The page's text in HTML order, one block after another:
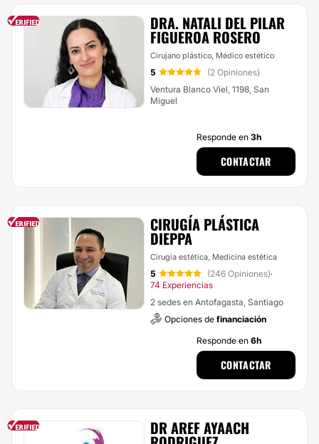
DRA. NATALI DEL PILAR
FIGUEROA ROSERO
Cirujano plástico, Médico estético
5
(2 Opiniones)
Ventura Blanco Viel, 1198, San
Miguel
Responde en 3h
CONTACTAR
CIRUGÍA PLÁSTICA
DIEPPA
Cirugía estética, Medicina estética
5 (246 Opiniones)·
74 Experiencias
2 sedes en Antofagasta, Santiago
Opciones de financiación
Responde en 6h
CONTACTAR
DR AREF AYAACH